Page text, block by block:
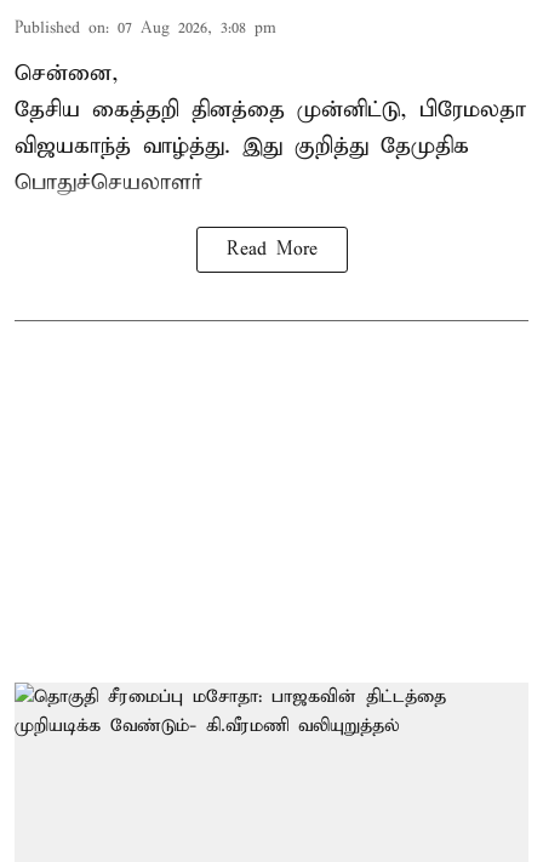
Published on: 07 Aug 2026, 3:08 pm
சென்னை,
தேசிய கைத்தறி தினத்தை முன்னிட்டு, பிரேமலதா
விஜயகாந்த் வாழ்த்து. இது குறித்து தேமுதிக
பொதுச்செயலாளர்
Read More